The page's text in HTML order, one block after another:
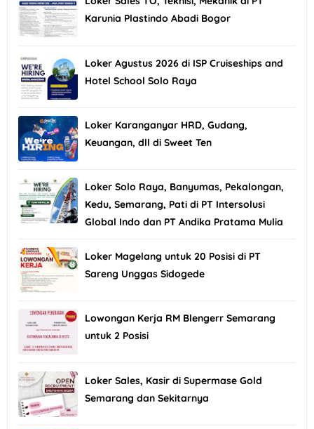
Karunia Plastindo Abadi Bogor
Loker Agustus 2026 di ISP Cruiseships and
Hotel School Solo Raya
Loker Karanganyar HRD, Gudang,
Keuangan, dll di Sweet Ten
Loker Solo Raya, Banyumas, Pekalongan,
Kedu, Semarang, Pati di PT Intersolusi
Global Indo dan PT Andika Pratama Mulia
Loker Magelang untuk 20 Posisi di PT
Sareng Unggas Sidogede
Lowongan Kerja RM Blengerr Semarang
untuk 2 Posisi
Loker Sales, Kasir di Supermase Gold
Semarang dan Sekitarnya